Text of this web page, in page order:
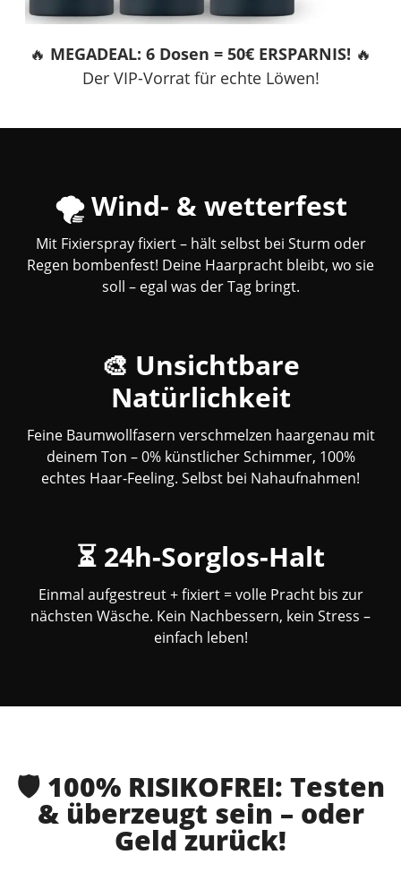
🔥 MEGADEAL: 6 Dosen = 50€ ERSPARNIS! 🔥
Der VIP-Vorrat für echte Löwen!
🌪️ Wind- & wetterfest
Mit Fixierspray fixiert – hält selbst bei Sturm oder
Regen bombenfest! Deine Haarpracht bleibt, wo sie
soll – egal was der Tag bringt.
🎨 Unsichtbare
Natürlichkeit
Feine Baumwollfasern verschmelzen haargenau mit
deinem Ton – 0% künstlicher Schimmer, 100%
echtes Haar-Feeling. Selbst bei Nahaufnahmen!
⏳ 24h-Sorglos-Halt
Einmal aufgestreut + fixiert = volle Pracht bis zur
nächsten Wäsche. Kein Nachbessern, kein Stress –
einfach leben!
🛡️ 100% RISIKOFREI: Testen
& überzeugt sein – oder
Geld zurück!